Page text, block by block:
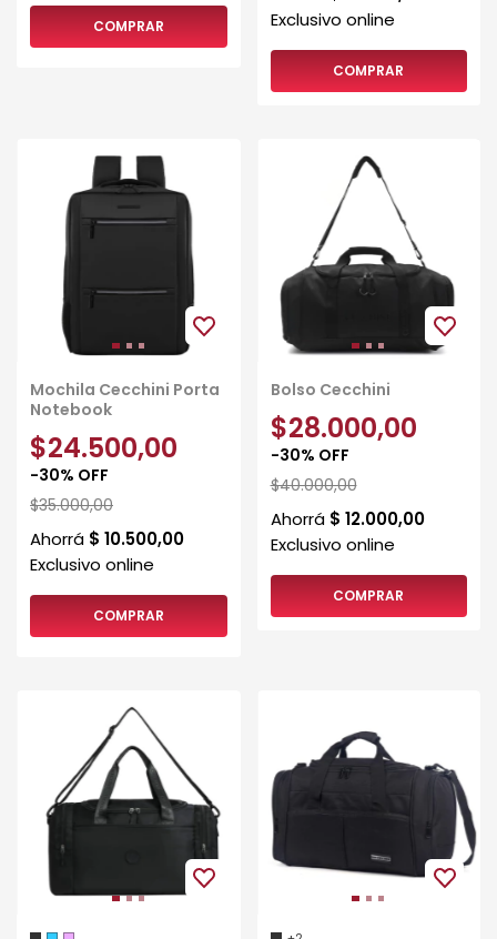
COMPRAR
Mochila Cecchini Porta
Notebook
$24.500,00
-30% OFF
$35.000,00
Bolso Cecchini
$28.000,00
-30% OFF
$40.000,00
COMPRAR